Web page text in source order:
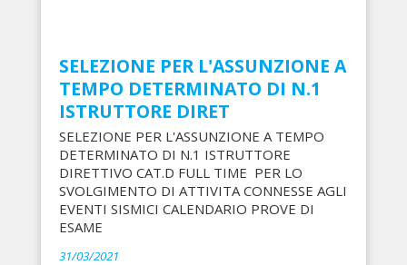
SELEZIONE PER L'ASSUNZIONE A
TEMPO DETERMINATO DI N.1
ISTRUTTORE DIRET
SELEZIONE PER L'ASSUNZIONE A TEMPO
DETERMINATO DI N.1 ISTRUTTORE
DIRETTIVO CAT.D FULL TIME PER LO
SVOLGIMENTO DI ATTIVITA CONNESSE AGLI
EVENTI SISMICI CALENDARIO PROVE DI
ESAME
31/03/2021